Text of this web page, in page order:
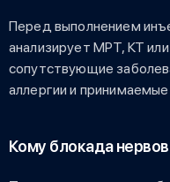
Перед выполнением
анализирует МРТ, КТ
сопутствующие
аллергии и
Кому блокада